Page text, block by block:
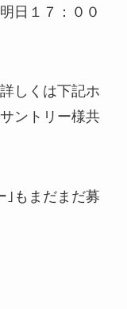
日１７：００
しくは下記ホ
ントリー様共
｣もまだまだ募